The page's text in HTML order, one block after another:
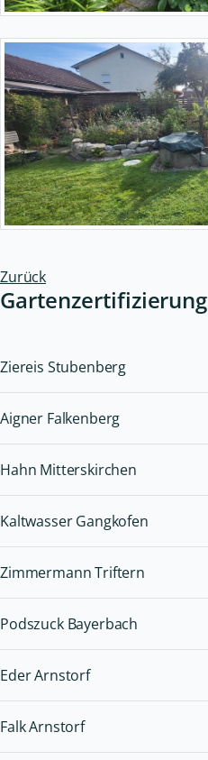
Zurück
Gartenzertifizierung
Ziereis Stubenberg
Aigner Falkenberg
Hahn Mitterskirchen
Kaltwasser Gangkofen
Zimmermann Triftern
Podszuck Bayerbach
Eder Arnstorf
Falk Arnstorf